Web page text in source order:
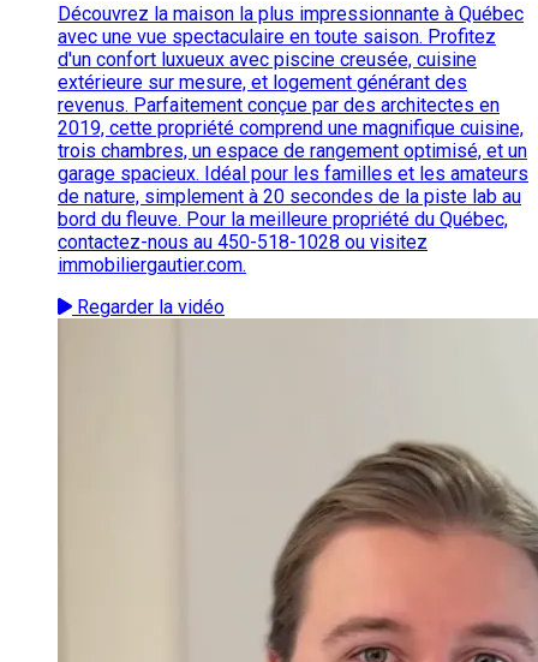
Découvrez la maison la plus impressionnante à Québec
avec une vue spectaculaire en toute saison. Profitez
d'un confort luxueux avec piscine creusée, cuisine
extérieure sur mesure, et logement générant des
revenus. Parfaitement conçue par des architectes en
2019, cette propriété comprend une magnifique cuisine,
trois chambres, un espace de rangement optimisé, et un
garage spacieux. Idéal pour les familles et les amateurs
de nature, simplement à 20 secondes de la piste lab au
bord du fleuve. Pour la meilleure propriété du Québec,
contactez-nous au 450-518-1028 ou visitez
immobiliergautier.com.
Regarder la vidéo